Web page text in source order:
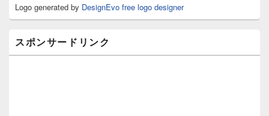
アLogo generated by DesignEvo free logo designer
スポンサードリンク